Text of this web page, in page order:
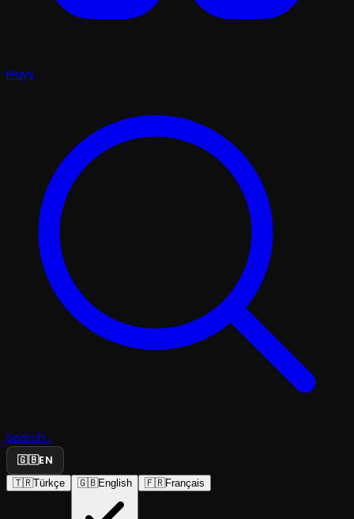
Plays
Search...
🇬🇧EN
🇹🇷Türkçe 🇬🇧English 🇫🇷Français